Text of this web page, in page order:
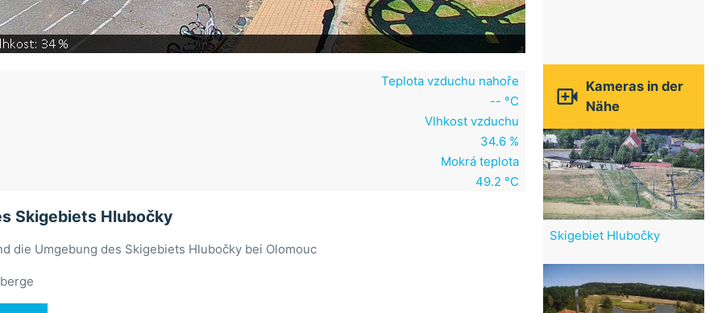
Teplota vzduchu nahoře
-- °C
Vlhkost vzduchu
34.6 %
Mokrá teplota
49.2 °C
Skigebiets Hlubočky
die Umgebung des Skigebiets Hlubočky bei Olomouc
 Kameras in der
Nähe
Skigebiet Hlubočky